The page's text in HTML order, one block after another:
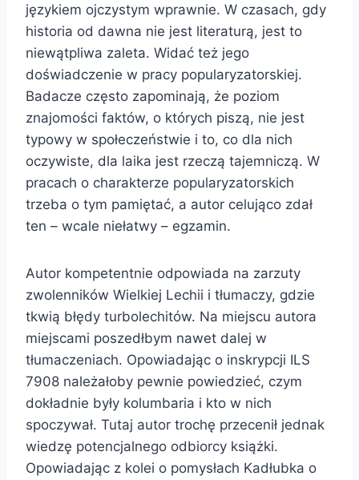
językiem ojczystym wprawnie. W czasach, gdy
historia od dawna nie jest literaturą, jest to
niewątpliwa zaleta. Widać też jego
doświadczenie w pracy popularyzatorskiej.
Badacze często zapominają, że poziom
znajomości faktów, o których piszą, nie jest
typowy w społeczeństwie i to, co dla nich
oczywiste, dla laika jest rzeczą tajemniczą. W
pracach o charakterze popularyzatorskich
trzeba o tym pamiętać, a autor celująco zdał
ten – wcale niełatwy – egzamin.
Autor kompetentnie odpowiada na zarzuty
zwolenników Wielkiej Lechii i tłumaczy, gdzie
tkwią błędy turbolechitów. Na miejscu autora
miejscami poszedłbym nawet dalej w
tłumaczeniach. Opowiadając o inskrypcji ILS
7908 należałoby pewnie powiedzieć, czym
dokładnie były kolumbaria i kto w nich
spoczywał. Tutaj autor trochę przecenił jednak
wiedzę potencjalnego odbiorcy książki.
Opowiadając z kolei o pomysłach Kadłubka o